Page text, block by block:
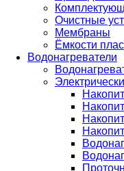
Очистные
Мембраны
Ёмкости
Водонагреватели